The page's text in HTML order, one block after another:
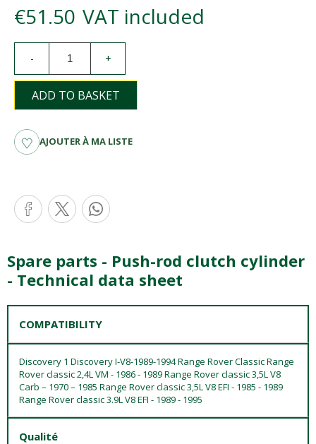
€51.50 VAT included
- +
ADD TO BASKET
AJOUTER À MA LISTE
Spare parts - Push-rod clutch cylinder
- Technical data sheet
COMPATIBILITY
Discovery 1 Discovery I-V8-1989-1994 Range Rover Classic Range
Rover classic 2,4L VM - 1986 - 1989 Range Rover classic 3,5L V8
Carb – 1970 – 1985 Range Rover classic 3,5L V8 EFI - 1985 - 1989
Range Rover classic 3.9L V8 EFI - 1989 - 1995
Qualité